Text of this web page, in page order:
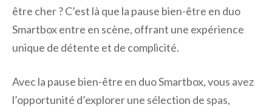
être cher ? C’est là que la pause bien-être en duo
Smartbox entre en scène, offrant une expérience
unique de détente et de complicité.
Avec la pause bien-être en duo Smartbox, vous avez
l’opportunité d’explorer une sélection de spas,